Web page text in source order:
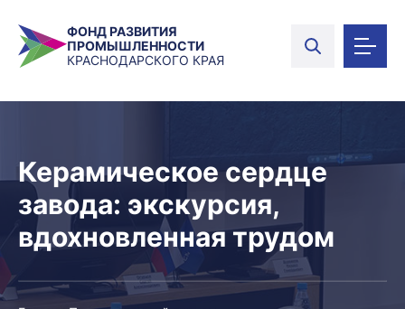
ФОНД РАЗВИТИЯ
ПРОМЫШЛЕННОСТИ
КРАСНОДАРСКОГО КРАЯ
Керамическое сердце
завода: экскурсия,
вдохновленная трудом